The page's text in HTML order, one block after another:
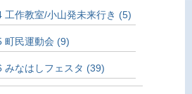
作教室/小山発未来行き (5)
民運動会 (9)
なはしフェスタ (39)